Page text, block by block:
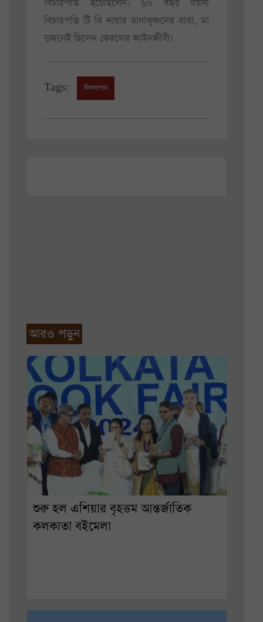
বিচারপতি হয়েছিলেন। ৬০ বছর বয়সী
বিচারপতি টি বি নায়ার রাধাকৃষ্ণনের বাবা, মা
দুজনেই ছিলেন কেরলের আইনজীবী।
Tags: দিনযাপন
আরও পড়ুন
শুরু হল এশিয়ার বৃহত্তম আন্তর্জাতিক
কলকাতা বইমেলা